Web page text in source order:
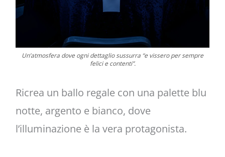
Un’atmosfera dove ogni dettaglio sussurra “e vissero per sempre
felici e contenti”.
Ricrea un ballo regale con una palette blu
notte, argento e bianco, dove
l’illuminazione è la vera protagonista.